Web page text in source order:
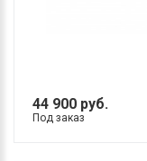
44 900 руб.
Под заказ